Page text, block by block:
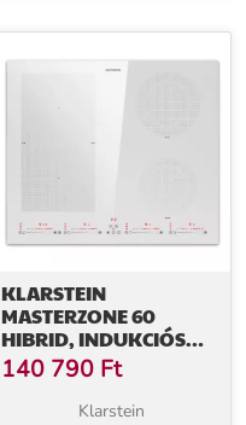
technológia, Smart Flex
KLARSTEIN
MASTERZONE 60
HIBRID, INDUKCIÓS
FŐZŐLAP, BEÉPÍTETT, 4
FLEX ZÓNA
140 790 Ft
Klarstein